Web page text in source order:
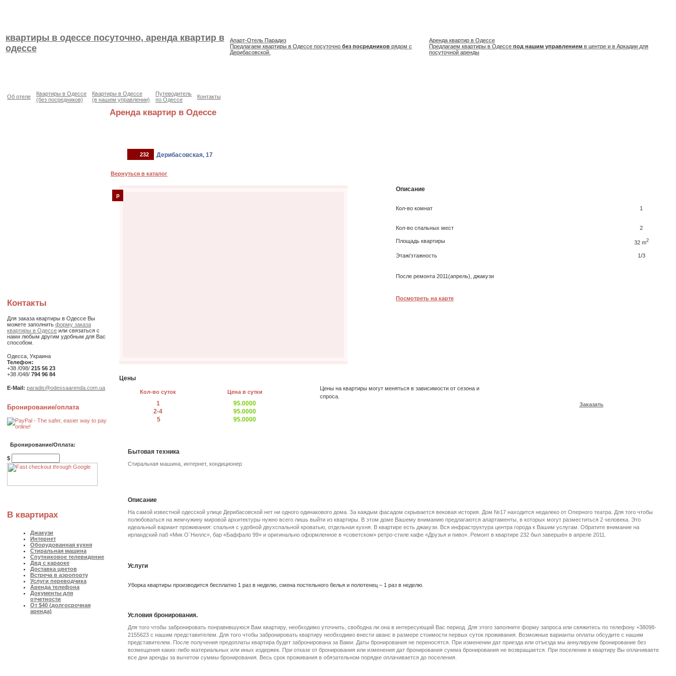
квартиры в одессе посуточно, аренда квартир в
одессе
Апарт-Отель Парадиз
Предлагаем квартиры в Одессе посуточно без посредников рядом с
Дерибасовской.
Аренда квартир в Одессе
Предлагаем квартиры в Одессе под нашим управлением в центре и в Аркадии для
посуточной аренды
Об отеле
Квартиры в Одессе
(без посредников)
Квартиры в Одессе
(в нашем управлении)
Путеводитель
по Одессе
Контакты
Контакты
Для заказа квартиры в Одессе Вы
можете заполнить форму заказа
квартиры в Одессе или связаться с
нами любым другим удобным для Вас
способом.
Одесса, Украина
Телефон:
+38 /098/ 215 56 23
+38 /048/ 794 96 84
E-Mail: paradis@odessaarenda.com.ua
Бронирование/оплата
Бронирование/Оплата:
$
В квартирах
Джакузи
Интернет
Оборудованная кухня
Стиральная машина
Спутниковое телевидение
Двд с караоке
Доставка цветов
Встреча в аэропорту
Услуги переводчика
Аренда телефона
Документы для
отчетности
От $40 (долгосрочная
аренда)
Аренда квартир в Одессе
232 Дерибасовская, 17
Вернуться в каталог
p
Описание
Кол-во комнат 1
Кол-во спальных мест 2
Площадь квартиры 32 m2
Этаж/этажность 1/3
После ремонта 2011(апрель), джакузи
Посмотреть на карте
Цены
Кол-во суток Цена в сутки
1
2-4
5
95.0000
95.0000
95.0000
Цены на квартиры могут меняться в зависимости от сезона и
спроса.
Заказать
Бытовая техника
Стиральная машина, интернет, кондиционер
Описание
На самой известной одесской улице Дерибасовской нет ни одного одинакового дома. За каждым фасадом скрывается вековая история. Дом №17 находится недалеко от Оперного театра. Для того чтобы
полюбоваться на жемчужину мировой архитектуры нужно всего лишь выйти из квартиры. В этом доме Вашему вниманию предлагаются апартаменты, в которых могут разместиться 2 человека. Это
идеальный вариант проживания: спальня с удобной двухспальной кроватью, отдельная кухня. В квартире есть джакузи. Вся инфраструктура центра города к Вашим услугам. Обратите внимание на
ирландский паб «Мик О`Ниллс», бар «Баффало 99» и оригинально оформленное в «советском» ретро-стиле кафе «Друзья и пиво». Ремонт в квартире 232 был завершён в апреле 2011.
Услуги
Уборка квартиры производится бесплатно 1 раз в неделю, смена постельного белья и полотенец – 1 раз в неделю.
Условия бронирования.
Для того чтобы забронировать понравившуюся Вам квартиру, необходимо уточнить, свободна ли она в интересующий Вас период. Для этого заполните форму запроса или свяжитесь по телефону +38098-
2155623 с нашим представителем. Для того чтобы забронировать квартиру необходимо внести аванс в размере стоимости первых суток проживания. Возможные варианты оплаты обсудите с нашим
представителем. После получения предоплаты квартира будет забронирована за Вами. Даты бронирования не переносятся. При изменении дат приезда или отъезда мы аннулируем бронирование без
возмещения каких-либо материальных или иных издержек. При отказе от бронирования или изменения дат бронирования сумма бронирования не возвращается. При поселении в квартиру Вы оплачиваете
все дни аренды за вычетом суммы бронирования. Весь срок проживания в обязательном порядке оплачивается до поселения.